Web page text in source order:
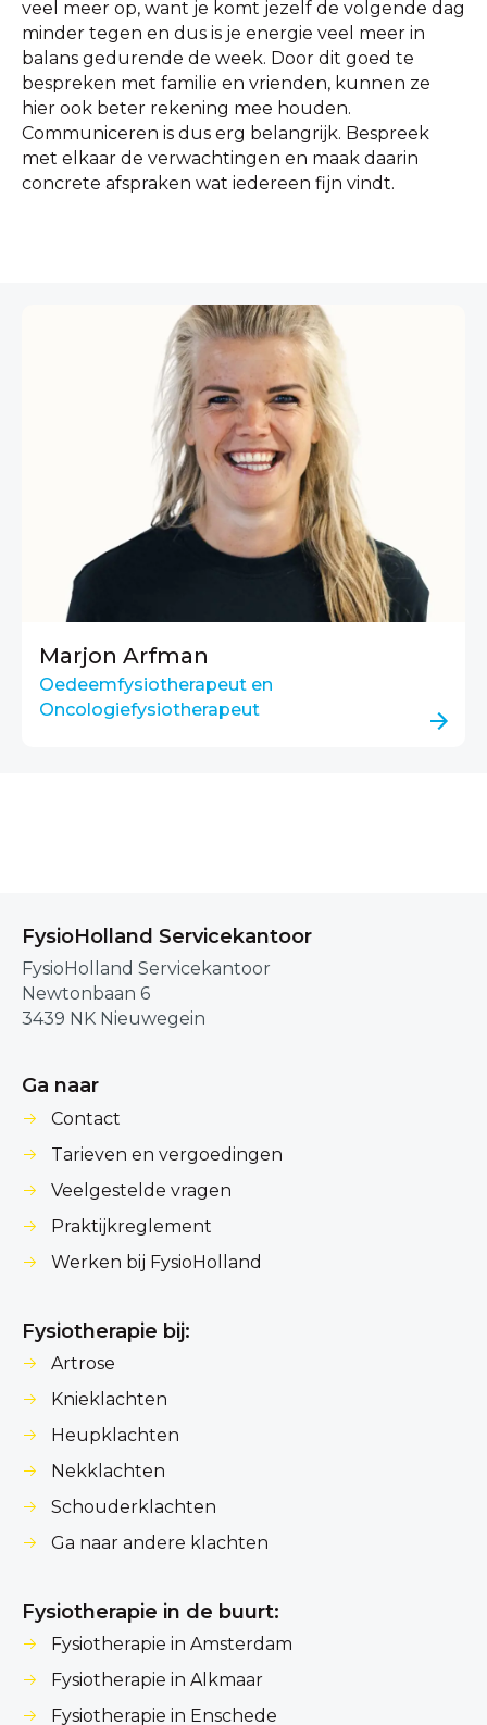
veel meer op, want je komt jezelf de volgende dag
minder tegen en dus is je energie veel meer in
balans gedurende de week. Door dit goed te
bespreken met familie en vrienden, kunnen ze
hier ook beter rekening mee houden.
Communiceren is dus erg belangrijk. Bespreek
met elkaar de verwachtingen en maak daarin
concrete afspraken wat iedereen fijn vindt.
Marjon Arfman
Oedeemfysiotherapeut en
Oncologiefysiotherapeut
FysioHolland Servicekantoor
FysioHolland Servicekantoor
Newtonbaan 6
3439 NK Nieuwegein
Ga naar
Contact
Tarieven en vergoedingen
Veelgestelde vragen
Praktijkreglement
Werken bij FysioHolland
Fysiotherapie bij:
Artrose
Knieklachten
Heupklachten
Nekklachten
Schouderklachten
Ga naar andere klachten
Fysiotherapie in de buurt:
Fysiotherapie in Amsterdam
Fysiotherapie in Alkmaar
Fysiotherapie in Enschede